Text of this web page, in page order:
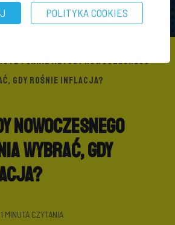
\ JAKIE METODY NOWOCZESNEGO
GDY ROŚNIE INFLACJA?
nowoczesnego
wybrać, gdy
1 MINUTA CZYTANIA
POLITYKA COOKIES